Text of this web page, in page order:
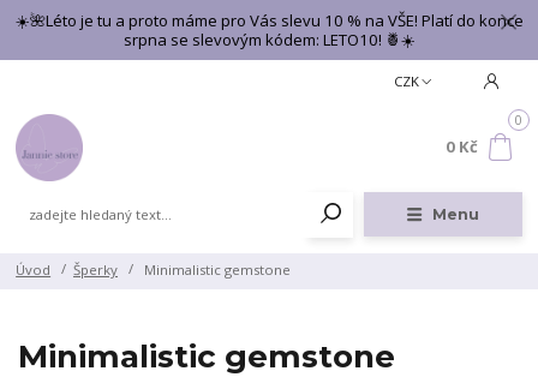
☀️🌺Léto je tu a proto máme pro Vás slevu 10 % na VŠE! Platí do konce
srpna se slevovým kódem: LETO10! 🍍☀️
Menu
CZK
0
0 Kč
Úvod Šperky Minimalistic gemstone
Minimalistic gemstone